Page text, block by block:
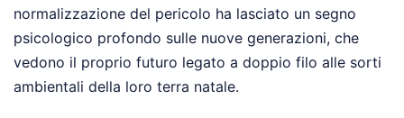
normalizzazione del pericolo ha lasciato un segno
psicologico profondo sulle nuove generazioni, che
vedono il proprio futuro legato a doppio filo alle sorti
ambientali della loro terra natale.